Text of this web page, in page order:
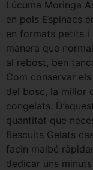
Lúcuma Moringa
en pols Espinacs
en formats petits i
manera que
al rebost, ben
Com conservar
del bosc, la millor
congelats.
quantitat que
Bescuits Gelats
facin malbé
dedicar uns